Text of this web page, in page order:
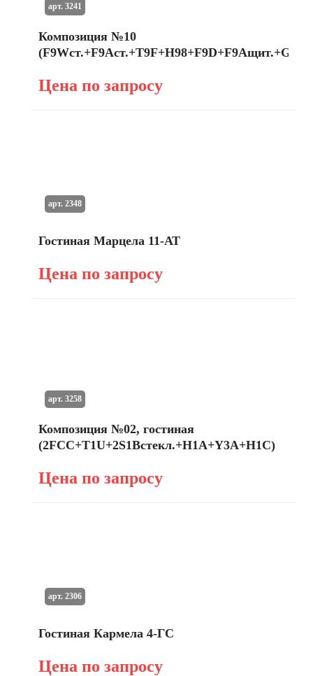
Композиция №10
(F9Wст.+F9Aст.+T9F+H98+F9D+F9Aщит.+G8B)
Цена по запросу
арт. 3241
Гостиная Марцела 11-АТ
Цена по запросу
арт. 2348
Композиция №02, гостиная
(2FCC+T1U+2S1Bстекл.+H1A+Y3A+H1C)
Цена по запросу
арт. 3258
Гостиная Кармела 4-ГС
Цена по запросу
арт. 2306